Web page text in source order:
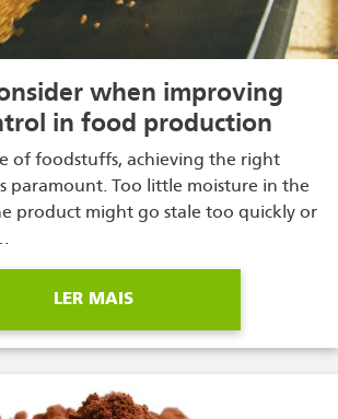
when improving
in food production
of foodstuffs, achieving the right
paramount. Too little moisture in the
product might go stale too quickly or
LER MAIS